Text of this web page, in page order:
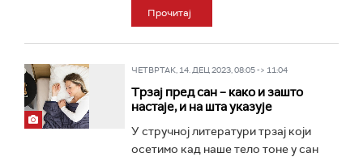
Прочитај
ЧЕТВРТАК, 14. ДЕЦ 2023, 08:05 -> 11:04
Трзај пред сан – како и зашто
настаје, и на шта указује
У стручној литератури трзај који
осетимо кад наше тело тоне у сан